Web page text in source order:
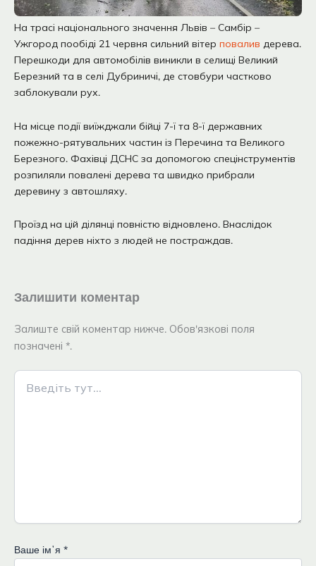
На трасі національного значення Львів – Самбір –
Ужгород пообіді 21 червня сильний вітер повалив дерева.
Перешкоди для автомобілів виникли в селищі Великий
Березний та в селі Дубриничі, де стовбури частково
заблокували рух.
На місце події виїжджали бійці 7-ї та 8-ї державних
пожежно-рятувальних частин із Перечина та Великого
Березного. Фахівці ДСНС за допомогою спецінструментів
розпиляли повалені дерева та швидко прибрали
деревину з автошляху.
Проїзд на цій ділянці повністю відновлено. Внаслідок
падіння дерев ніхто з людей не постраждав.
Залишити коментар
Залиште свій коментар нижче. Обов'язкові поля
позначені *.
Введіть
тут...
Ваше імʼя *